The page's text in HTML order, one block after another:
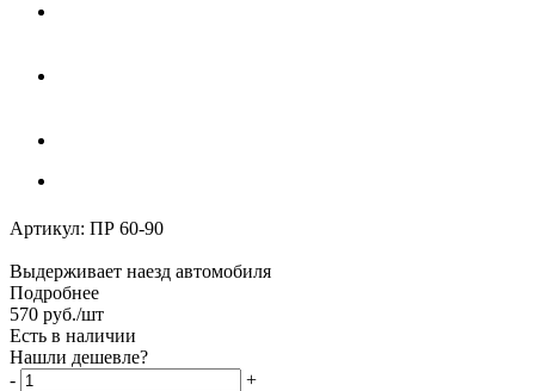
Артикул: ПР 60-90
Выдерживает наезд автомобиля
Подробнее
570 руб./шт
Есть в наличии
Нашли дешевле?
-
+